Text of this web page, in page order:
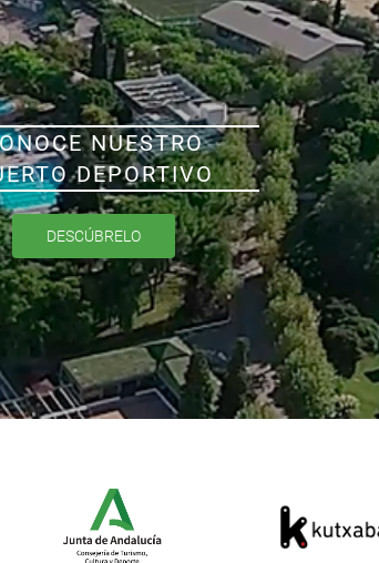
NUESTRO
DEPORTIVO
DESCÚBRELO